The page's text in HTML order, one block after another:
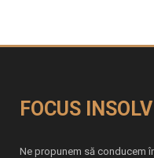
FOCUS
Ne propunem să conducem